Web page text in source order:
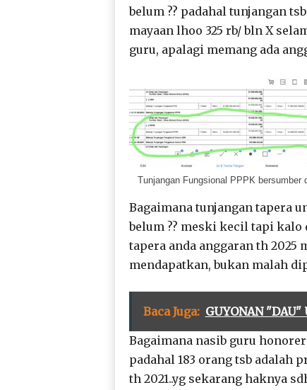
belum ?? padahal tunjangan
mayaan lhoo 325 rb/ bln X
guru, apalagi memang ada
Tunjangan Fungsional PPPK bersumber
Bagaimana tunjangan tapera
belum ?? meski kecil tapi
tapera anda anggaran th 2025
mendapatkan, bukan malah
Baca Juga: GUYONAN "DAU"
Bagaimana nasib guru
padahal 183 orang tsb adalah
th 2021..yg sekarang haknya